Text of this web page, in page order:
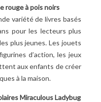
rouge à pois noirs
variété de livres basés
pour les lecteurs plus
plus jeunes. Les jouets
d’action, les jeux
aux enfants de créer
à la maison.
Miraculous Ladybug